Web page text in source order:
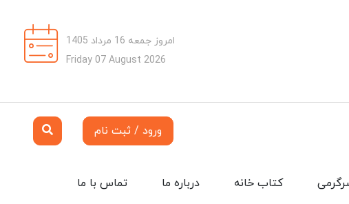
امروز جمعه 16 مرداد 1405
Friday 07 August 2026
ورود / ثبت نام
تماس با ما درباره ما کتاب خانه